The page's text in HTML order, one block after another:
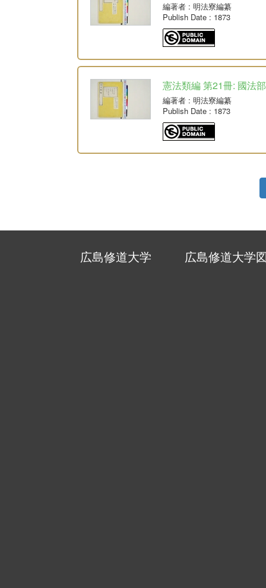
編著者 : 明法寮編纂
Publish Date : 1873
憲法類編 第21冊: 國法
編著者 : 明法寮編纂
Publish Date : 1873
広島修道大学 広島修道大学